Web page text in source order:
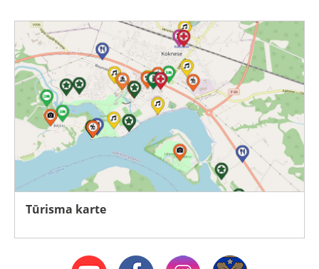
Tūrisma karte